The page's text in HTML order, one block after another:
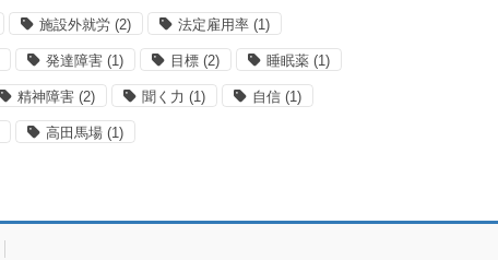
施設外就労 (2) 法定雇用率 (1)
発達障害 (1) 目標 (2) 睡眠薬 (1)
精神障害 (2) 聞く力 (1) 自信 (1)
高田馬場 (1)